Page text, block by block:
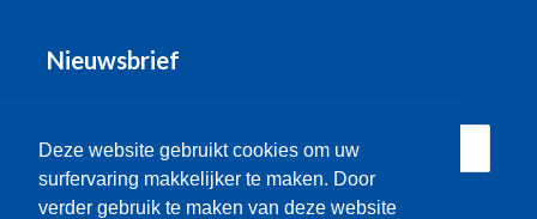
Deze website gebruikt cookies om uw
surfervaring makkelijker te maken. Door
verder gebruik te maken van deze website
Nieuwsbrief